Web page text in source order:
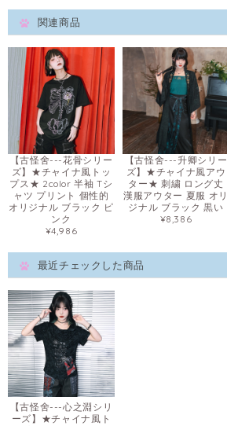
関連商品
【古怪舍---花骨シリー
ズ】★チャイナ風トッ
プス★ 2color 半袖 Tシ
ャツ プリント 個性的
オリジナル ブラック ピ
ンク
¥4,986
【古怪舍---升卿シリー
ズ】★チャイナ風アウ
ター★ 刺繍 ロング丈
漢服アウター 夏服 オリ
ジナル ブラック 黒い
¥8,386
最近チェックした商品
【古怪舍---心之淵シリ
ーズ】★チャイナ風ト